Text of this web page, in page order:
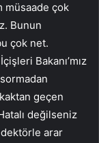
müsaade çok
Bunun
çok net.
Bakanı’mız
geçen
değilseniz
arar